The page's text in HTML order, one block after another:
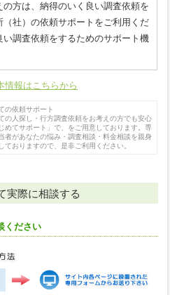
方は、納得のいく良い調査依頼を
社）の依頼サポートをご利用くだ
調査依頼をするためのサポート機
情報はこちらから
の依頼サポート
の人探し・行方調査依頼をお考えの方でも安心
めてサポート」で、をご用意しております。専
者があなたの悩み・調査相談・料金相談を親身
ておりますので、是非ご利用ください。
実際に相談する
ください